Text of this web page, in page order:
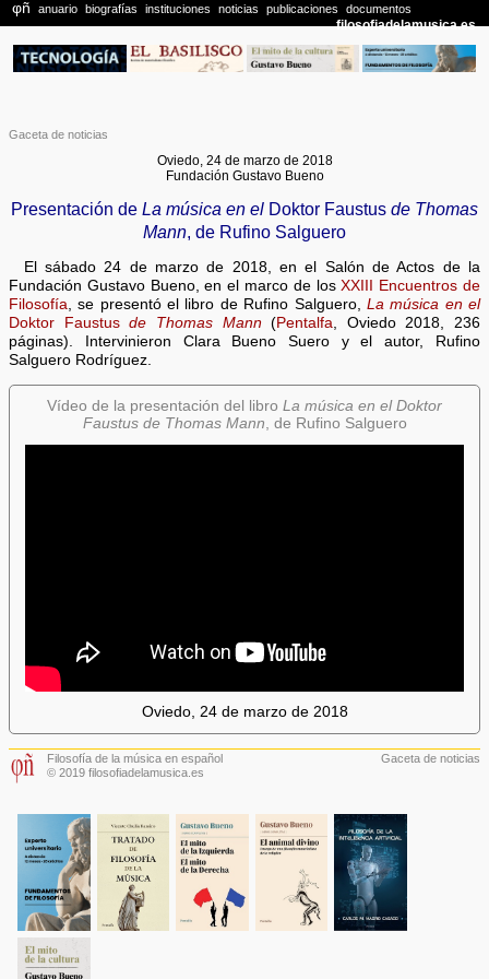
Gaceta de noticias
Oviedo, 24 de marzo de 2018
Fundación Gustavo Bueno
Presentación de La música en el Doktor Faustus de Thomas
Mann, de Rufino Salguero
El sábado 24 de marzo de 2018, en el Salón de Actos de la
Fundación Gustavo Bueno, en el marco de losXXIII Encuentros de
Filosofía, se presentó el libro de Rufino Salguero, La música en el
Doktor Faustusde Thomas Mann(Pentalfa, Oviedo 2018, 236
páginas). Intervinieron Clara Bueno Suero y el autor, Rufino
Salguero Rodríguez.
Vídeo de la presentación del libro La música en el Doktor
Faustus de Thomas Mann , de Rufino Salguero
Oviedo, 24 de marzo de 2018
Filosofía de la música en español
© 2019 filosofiadelamusica.es
Gaceta de noticias